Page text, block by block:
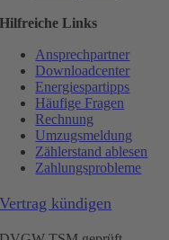
Hilfreiche Links
Ansprechpartner
Downloadcenter
Energiespartipps
Häufige Fragen
Rechnung
Umzugsmeldung
Zählerstand ablesen
Zahlungsprobleme
Vertrag kündigen